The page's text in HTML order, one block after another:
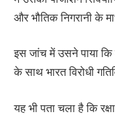
और भौतिक निगरानी के
इस जांच में उसने पाया
के साथ भारत विरोधी
यह भी पता चला है कि